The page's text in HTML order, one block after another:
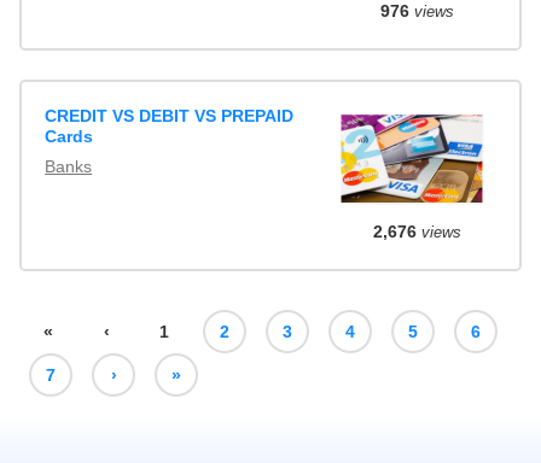
976views
CREDIT VS DEBIT VS PREPAID
Cards
Banks
2,676views
« ‹ 1 2 3 4 5 6
7 › »